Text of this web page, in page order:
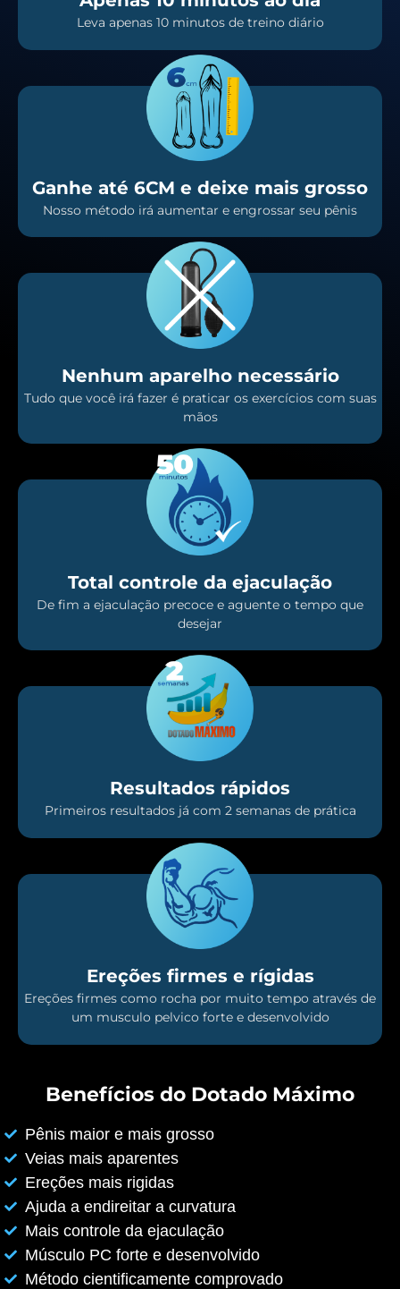
Leva apenas 10 minutos de treino diário
Ganhe até 6CM e deixe mais grosso
Nosso método irá aumentar e engrossar seu pênis
Nenhum aparelho necessário
Tudo que você irá fazer é praticar os exercícios com suas
mãos
Total controle da ejaculação
De fim a ejaculação precoce e aguente o tempo que
desejar
Resultados rápidos
Primeiros resultados já com 2 semanas de prática
Ereções firmes e rígidas
Ereções firmes como rocha por muito tempo através de
um musculo pelvico forte e desenvolvido
Benefícios do Dotado Máximo
Pênis maior e mais grosso
Veias mais aparentes
Ereções mais rigidas
Ajuda a endireitar a curvatura
Mais controle da ejaculação
Músculo PC forte e desenvolvido
Método cientificamente comprovado